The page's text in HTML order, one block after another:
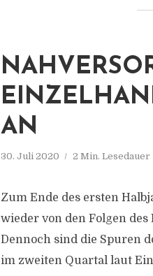
AN
30. Juli 2020 2 Min. Lesedauer
Zum Ende des ersten
wieder von den Folgen
Dennoch sind die Spuren
im zweiten Quartal laut